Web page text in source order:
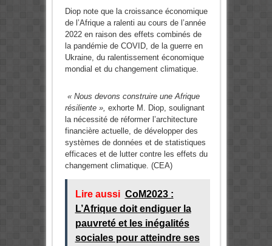
Diop note que la croissance économique
de l’Afrique a ralenti au cours de l’année
2022 en raison des effets combinés de
la pandémie de COVID, de la guerre en
Ukraine, du ralentissement économique
mondial et du changement climatique.
« Nous devons construire une Afrique
résiliente », exhorte M. Diop, soulignant
la nécessité de réformer l’architecture
financière actuelle, de développer des
systèmes de données et de statistiques
efficaces et de lutter contre les effets du
changement climatique. (CEA)
Lire aussi CoM2023 :
L’Afrique doit endiguer la
pauvreté et les inégalités
sociales pour atteindre ses